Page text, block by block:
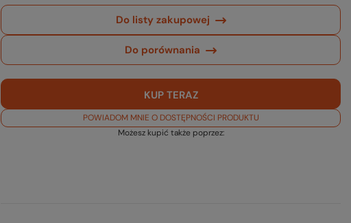
Do listy zakupowej
Do porównania
KUP TERAZ
POWIADOM MNIE O DOSTĘPNOŚCI PRODUKTU
Możesz kupić także poprzez: